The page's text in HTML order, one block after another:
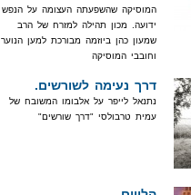
המוסיקה שהשפעתה העצומה על הנפש
ידועה. מכון תהילה למזרח של הרב
שמעון כהן ביוזמה מבורכת למען הנוער
וחובבי המוסיקה
דרך נעימה לשורשים.
נתנאל לייפר על אלבומו המשובח של
עמית טרבולסי "דרך שורשים"